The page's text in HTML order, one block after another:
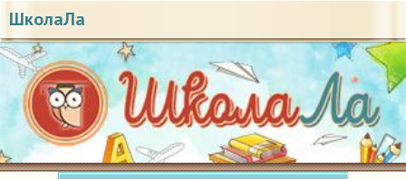
ШколаЛа